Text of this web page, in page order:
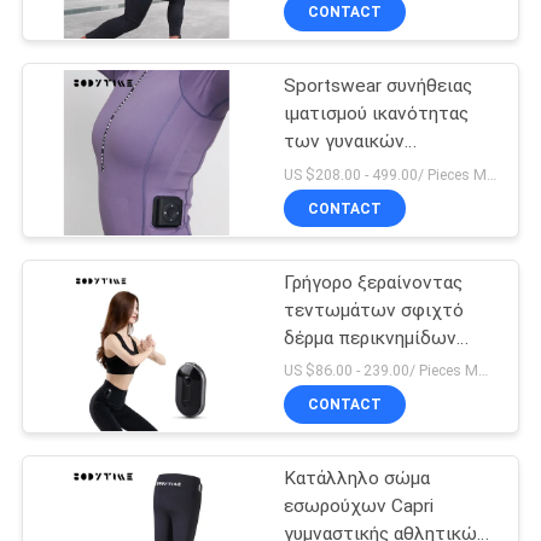
ΈΛΕΓΧΟΣ
ΕΛΆΤΕ
ΕΠΑΦΉ
ΜΕ
ΠΕΡΙΠΤΏΣΕΙΣ
ΖΗΤΉΣΤΕ
Ασύρματο κοστούμι
EMS
Περικνημίδες EMS
44
περικνημίδων
CONTACT
Sportswear συνήθειας
ιματισμού ικανότητας
των γυναικών
συστημάτων EMS
νάυλον πορφυρά
πουκάμισα
CONTACT
Γρήγορο ξεραίνοντας
τεντωμάτων σφιχτό
δέρμα περικνημίδων
ισχίων ανυψωτικό που
αισθάνεται το ύφασμα
US $86.00 - 239.00/ Pieces MOQ:1pieces
CONTACT
Κατάλληλο σώμα
εσωρούχων Capri
γυμναστικής αθλητικών